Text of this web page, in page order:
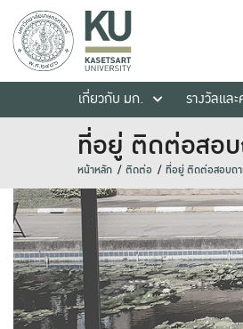
เกี่ยวกับ มก.
รางวัลแล
ที่อยู่ ติดต่อสอ
หน้าหลัก ติดต่อ ที่อยู่ ติดต่อสอบถ